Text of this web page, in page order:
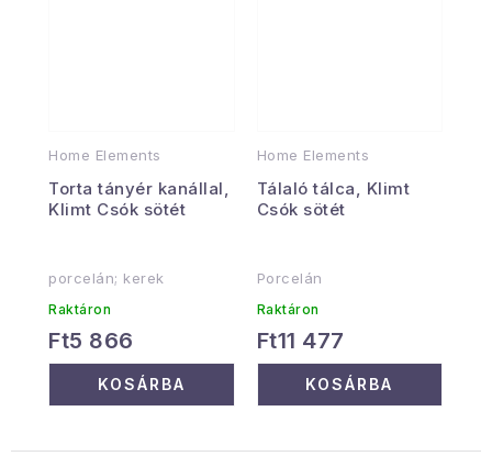
Home Elements
Torta tányér kanállal,
Klimt Csók sötét
porcelán; kerek
Raktáron
Ft5 866
KOSÁRBA
Home Elements
Tálaló tálca, Klimt
Csók sötét
Porcelán
Raktáron
Ft11 477
KOSÁRBA